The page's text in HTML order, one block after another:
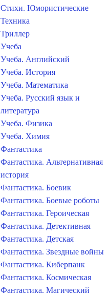
Стихи. Юмористические
Техника
Триллер
Учеба
Учеба. Английский
Учеба. История
Учеба. Математика
Учеба. Русский язык и
литература
Учеба. Физика
Учеба. Химия
Фантастика
Фантастика. Альтернативная
история
Фантастика. Боевик
Фантастика. Боевые роботы
Фантастика. Героическая
Фантастика. Детективная
Фантастика. Детская
Фантастика. Звездные войны
Фантастика. Киберпанк
Фантастика. Космическая
Фантастика. Магический